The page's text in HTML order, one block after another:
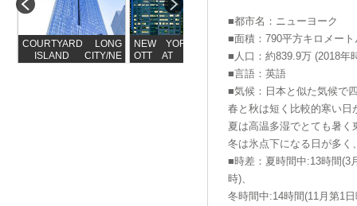
COURTYARD LONG
ISLAND CITY/NE
NEW YORK MARRI
OTT AT THE BRO
ELEMENT NEW Y
ORK TIMES SQUA
RE WEST
■都市名：ニューヨーク
■面積：790平方キロメー
■人口：約839.9万 (2018年
■言語：英語
■気候：日本と似た気候で
春と秋は短く比較的寒い日
夏は高温多湿でとても暑
冬は氷点下になる日が多く
■時差：夏時間中:13時間(3
時)、
冬時間中:14時間(11月第1